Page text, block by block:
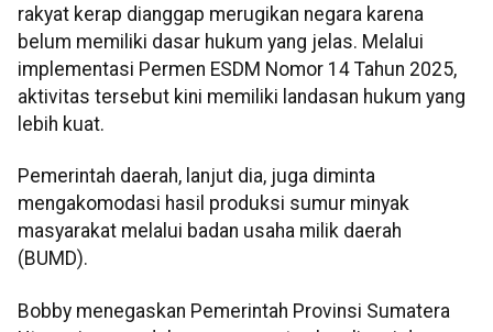
rakyat kerap dianggap merugikan negara karena
belum memiliki dasar hukum yang jelas. Melalui
implementasi Permen ESDM Nomor 14 Tahun 2025,
aktivitas tersebut kini memiliki landasan hukum yang
lebih kuat.
Pemerintah daerah, lanjut dia, juga diminta
mengakomodasi hasil produksi sumur minyak
masyarakat melalui badan usaha milik daerah
(BUMD).
Bobby menegaskan Pemerintah Provinsi Sumatera